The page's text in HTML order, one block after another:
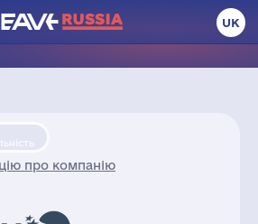
UK
про компанію